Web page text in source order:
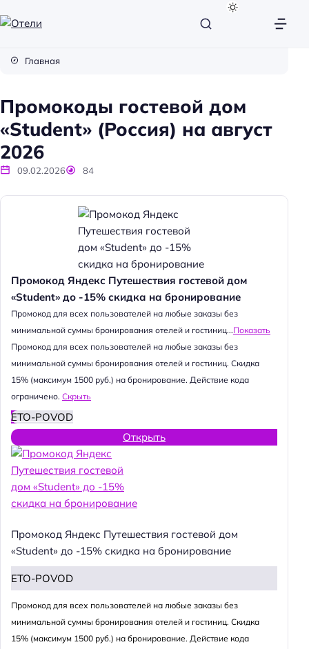
и
Главная
Промокоды гостевой дом
«Student» (Россия) на август
2026
09.02.2026 84
Промокод Яндекс Путешествия гостевой дом
«Student» до -15% скидка на бронирование
Промокод для всех пользователей на любые заказы без
минимальной суммы бронирования отелей и гостиниц...Показать
Промокод для всех пользователей на любые заказы без
минимальной суммы бронирования отелей и гостиниц. Скидка
15% (максимум 1500 руб.) на бронирование. Действие кода
ограничено. Скрыть
ETO-POVOD
Открыть
Промокод Яндекс Путешествия гостевой дом
«Student» до -15% скидка на бронирование
ETO-POVOD
Промокод для всех пользователей на любые заказы без
минимальной суммы бронирования отелей и гостиниц. Скидка
15% (максимум 1500 руб.) на бронирование. Действие кода